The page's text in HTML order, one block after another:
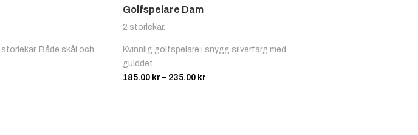
Både skål och
Golfspelare Dam
2 storlekar.
Kvinnlig golfspelare i snygg silverfärg med
gulddet...
185.00 kr – 235.00 krPrisintervall: